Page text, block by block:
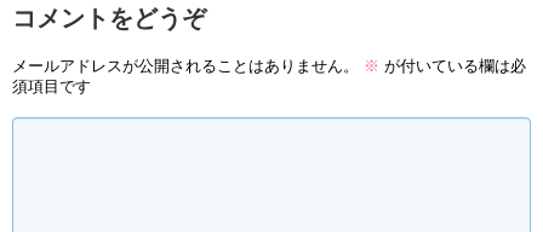
コメントをどうぞ
メールアドレスが公開されることはありません。 ※ が付いている欄は必
須項目です